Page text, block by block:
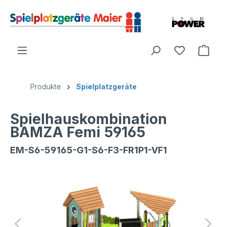
Produkte Spielplatzgeräte
Spielhauskombination
BAMZA Femi 59165
EM-S6-59165-G1-S6-F3-FR1P1-VF1